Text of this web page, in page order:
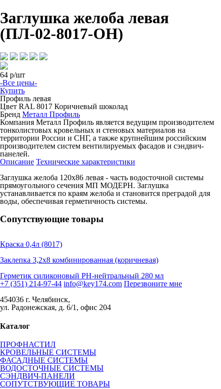
Заглушка желоба левая
(ПЛ-02-8017-ОН)
64 р/шт
-Все цены-
Купить
Профиль левая
Цвет RAL 8017 Коричневый шоколад
Бренд Металл Профиль
Компания Металл Профиль является ведущим производителем
тонколистовых кровельных и стеновых материалов на
территории России и СНГ, а также крупнейшим российским
производителем систем вентилируемых фасадов и сэндвич-
панелей.
Описание Технические характеристики
Заглушка желоба 120х86 левая - часть водосточной системы
прямоугольного сечения МП МОДЕРН. Заглушка
устанавливается по краям желоба и становится преградой для
воды, обеспечивая герметичность системы.
Сопутствующие товары
Краска 0,4л (8017)
Заклепка 3,2х8 комбинированная (коричневая)
Герметик силиконовый PH-нейтральный 280 мл
+7 (351) 214-97-44 info@key174.com Перезвоните мне
454036 г. Челябинск,
ул. Радонежская, д. 6/1, офис 204
Каталог
ПРОФНАСТИЛ
КРОВЕЛЬНЫЕ СИСТЕМЫ
ФАСАДНЫЕ СИСТЕМЫ
ВОДОСТОЧНЫЕ СИСТЕМЫ
СЭНДВИЧ-ПАНЕЛИ
СОПУТСТВУЮЩИЕ ТОВАРЫ